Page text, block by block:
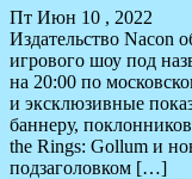
Пт Июн 10 , 2022
Издательство Nacon
игрового шоу под
на 20:00 по
и эксклюзивные
баннеру,
the Rings: Gollum и
подзаголовком […]